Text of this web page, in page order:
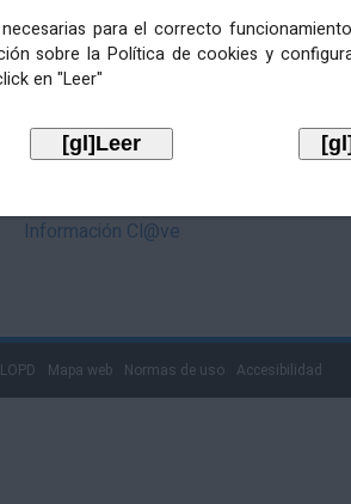
para el correcto
sobre la Política de cookies y
en "Leer"
Información Cl@ve
LOPD Mapa web Normas de uso Accesibilidad